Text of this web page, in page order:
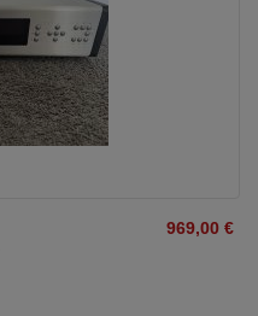
969,00 €